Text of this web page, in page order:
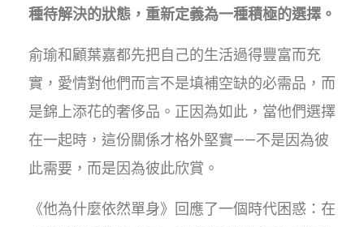
種待解決的狀態，重新定義為一種積極的選擇。
俞瑜和顧葉嘉都先把自己的生活過得豐富而充
實，愛情對他們而言不是填補空缺的必需品，而
是錦上添花的奢侈品。正因為如此，當他們選擇
在一起時，這份關係才格外堅實——不是因為彼
此需要，而是因為彼此欣賞。
《他為什麼依然單身》回應了一個時代困惑：在